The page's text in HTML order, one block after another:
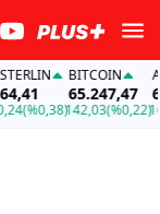
(%0,38)
BITCOIN
65.247,47
142,03(%0,22)